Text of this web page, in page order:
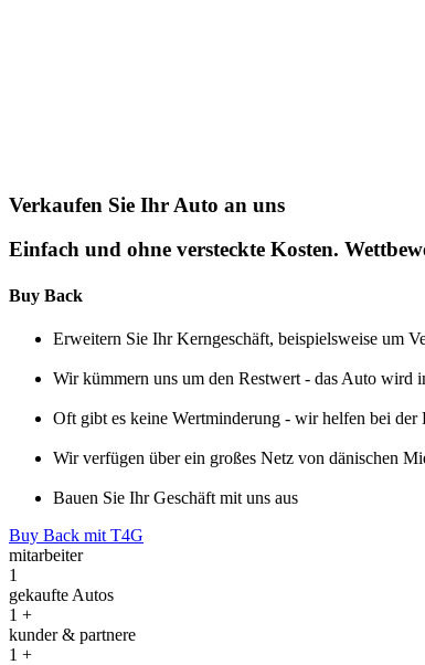
Verkaufen Sie Ihr Auto an uns
Einfach und ohne versteckte Kosten.
Buy Back
Erweitern Sie Ihr Kerngeschäft, beispielsweise um
Wir kümmern uns um den Restwert - das Auto wird
Oft gibt es keine Wertminderung - wir helfen bei
Wir verfügen über ein großes Netz von dänischen
Bauen Sie Ihr Geschäft mit uns aus
Buy Back mit T4G
mitarbeiter
1
gekaufte Autos
1 +
kunder & partnere
1 +